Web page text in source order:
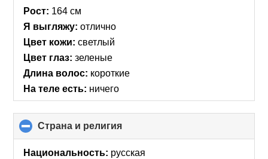
Рост: 164 см
Я выгляжу: отлично
Цвет кожи: светлый
Цвет глаз: зеленые
Длина волос: короткие
На теле есть: ничего
Страна и религия
to
collapse
Национальность: русская